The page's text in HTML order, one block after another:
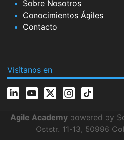
Sobre Nosotros
Conocimientos Ágiles
Contacto
Visítanos en
Agile Academy powered by
Oststr. 11-13, 50996